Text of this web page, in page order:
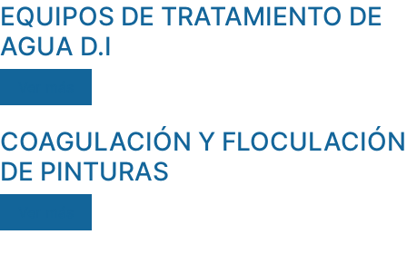
EQUIPOS DE TRATAMIENTO DE
AGUA D.I
COAGULACIÓN Y FLOCULACIÓN
DE PINTURAS